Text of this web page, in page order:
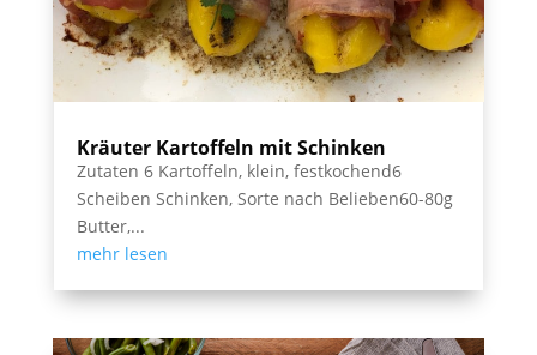
Kräuter Kartoffeln mit Schinken
Zutaten 6 Kartoffeln, klein, festkochend6
Scheiben Schinken, Sorte nach Belieben60-80g
Butter,...
mehr lesen